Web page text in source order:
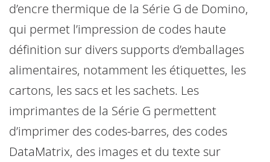
d’encre thermique de la Série G de Domino,
qui permet l’impression de codes haute
définition sur divers supports d’emballages
alimentaires, notamment les étiquettes, les
cartons, les sacs et les sachets. Les
imprimantes de la Série G permettent
d’imprimer des codes-barres, des codes
DataMatrix, des images et du texte sur